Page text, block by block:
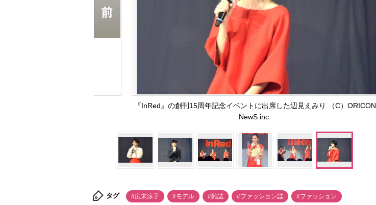
『InRed』の創刊15周年記念イベントに出席した辺見えみり （C）ORICON
NewS inc.
タグ #広末涼子 #モデル #雑誌 #ファッション誌 #ファッション